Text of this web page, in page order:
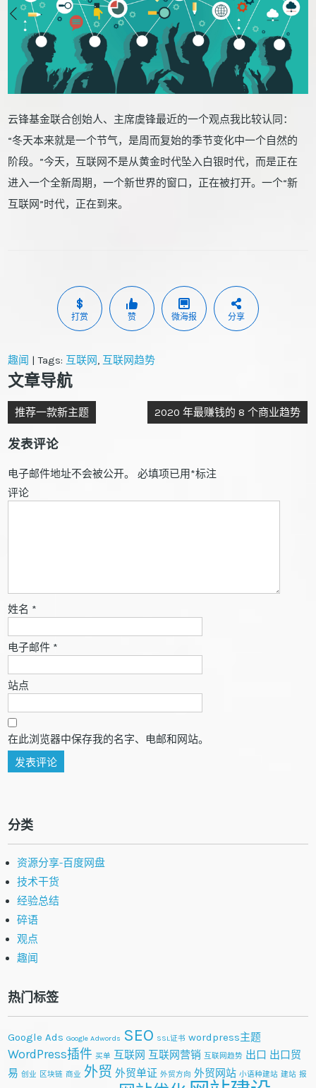
云锋基金联合创始人、主席虞锋最近的一个观点我比较认同：
“冬天本来就是一个节气，是周而复始的季节变化中一个自然的
阶段。”今天，互联网不是从黄金时代坠入白银时代，而是正在
进入一个全新周期，一个新世界的窗口，正在被打开。一个“新
互联网”时代，正在到来。
打赏 赞 微海报 分享
趣闻 | Tags: 互联网, 互联网趋势
文章导航
推荐一款新主题 2020 年最赚钱的 8 个商业趋势
发表评论
电子邮件地址不会被公开。 必填项已用*标注
评论
姓名 *
电子邮件 *
站点
在此浏览器中保存我的名字、电邮和网站。
分类
资源分享-百度网盘
技术干货
经验总结
碎语
观点
趣闻
热门标签
Google Ads Google Adwords SEO SSL证书 wordpress主题
WordPress插件 买单 互联网 互联网营销 互联网趋势 出口 出口贸
易 创业 区块链 商业 外贸 外贸单证 外贸方向 外贸网站 小语种建站 建站 报